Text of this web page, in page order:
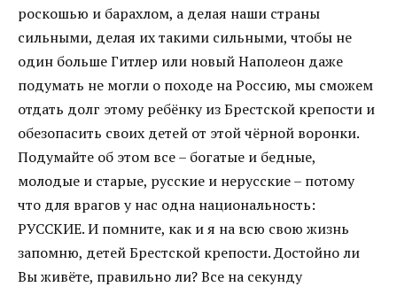
роскошью и барахлом, а делая наши страны
сильными, делая их такими сильными, чтобы не
один больше Гитлер или новый Наполеон даже
подумать не могли о походе на Россию, мы сможем
отдать долг этому ребёнку из Брестской крепости и
обезопасить своих детей от этой чёрной воронки.
Подумайте об этом все – богатые и бедные,
молодые и старые, русские и нерусские – потому
что для врагов у нас одна национальность:
РУССКИЕ. И помните, как и я на всю свою жизнь
запомню, детей Брестской крепости. Достойно ли
Вы живёте, правильно ли? Все на секунду